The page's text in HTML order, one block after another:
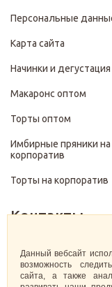
Персональные
Карта сайта
Начинки и дегустация
Макаронс оптом
Торты оптом
Имбирные пряники на
корпоратив
Торты на корпоратив
Контакты
+7 (499) 322-
Данный вебсайт
возможность
сайта, а также